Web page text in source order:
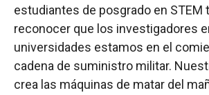
estudiantes de posgrado en STEM
reconocer que los investigadores
universidades estamos en el
cadena de suministro militar.
crea las máquinas de matar del